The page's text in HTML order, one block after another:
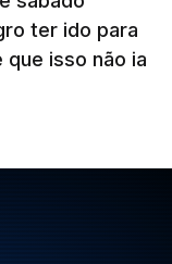
ter ido para
isso não ia